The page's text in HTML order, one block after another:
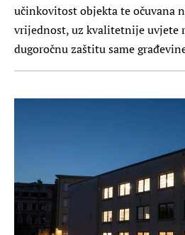
učinkovitost objekta te očuvana
vrijednost, uz kvalitetnije uvjete
dugoročnu zaštitu same